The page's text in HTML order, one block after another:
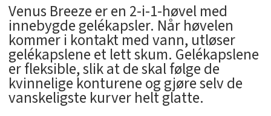
Venus Breeze er en 2-i-1-høvel med
innebygde gelékapsler. Når høvelen
kommer i kontakt med vann, utløser
gelékapslene et lett skum. Gelékapslene
er fleksible, slik at de skal følge de
kvinnelige konturene og gjøre selv de
vanskeligste kurver helt glatte.